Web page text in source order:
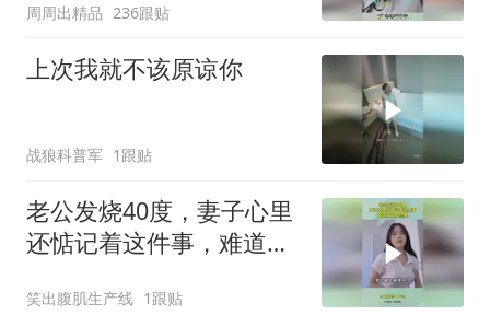
周周出精品 236跟贴
上次我就不该原谅你
战狼科普军 1跟贴
老公发烧40度，妻子心里
还惦记着这件事，难道喜
笑出腹肌生产线 1跟贴